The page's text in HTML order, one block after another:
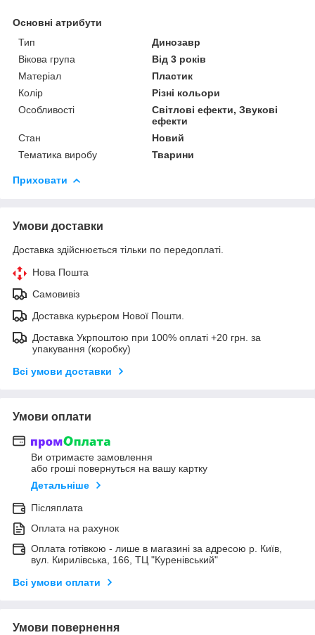
Основні атрибути
Тип
Динозавр
Вікова група
Від 3 років
Матеріал
Пластик
Колір
Різні кольори
Особливості
Світлові ефекти, Звукові
ефекти
Стан
Новий
Тематика виробу
Тварини
Приховати
Умови доставки
Доставка здійснюється тільки по передоплаті.
Нова Пошта
Самовивіз
Доставка курьєром Нової Пошти.
Доставка Укрпоштою при 100% оплаті +20 грн. за
упакування (коробку)
Всі умови доставки
Умови оплати
Ви отримаєте замовлення
або гроші повернуться на вашу картку
Детальніше
Післяплата
Оплата на рахунок
Оплата готівкою - лише в магазині за адресою р. Київ,
вул. Кирилівська, 166, ТЦ "Куренівський"
Всі умови оплати
Умови повернення